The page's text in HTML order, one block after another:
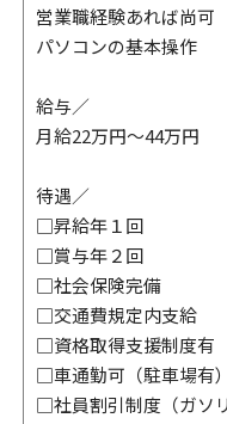
営業職経験あれば尚可
パソコンの基本操作
給与／
月給22万円～44万円
待遇／
□昇給年１回
□賞与年２回
□社会保険完備
□交通費規定内支給
□資格取得支援制度有
□車通勤可（駐車場有
□社員割引制度（ガソ